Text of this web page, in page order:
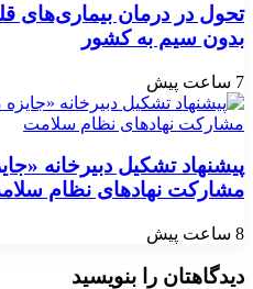
تحول در درمان بیماری‌های
بدون سیم به کشور
7 ساعت پیش
پیشنهاد تشکیل دبیرخانه
مشارکت نهادهای نظام
8 ساعت پیش
دیدگاهتان را بنویسید